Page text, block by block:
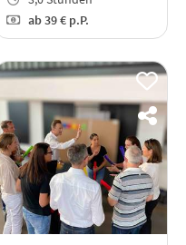
ab39 € p.P.